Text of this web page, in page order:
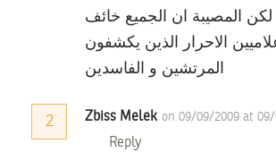
لكن المصيبة ان الجميع خائف
الاحرار الذين يكشفون
المرتشين و الفاسدين
2 Zbiss Melek on 09/09/2009 at
Reply